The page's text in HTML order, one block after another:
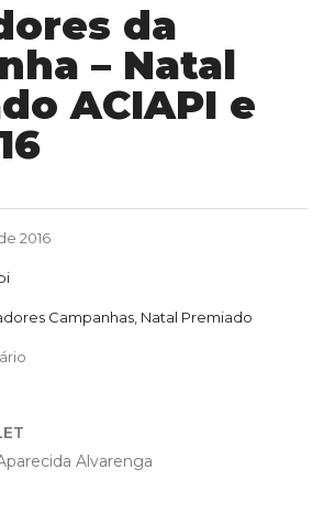
da
– Natal
ACIAPI e
2016
Campanhas, Natal Premiado
Alvarenga